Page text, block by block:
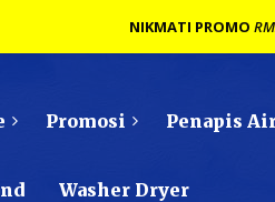
Promosi Penapis
Washer Dryer
NIKMATI PROMO